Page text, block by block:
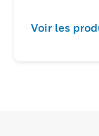
Voir les